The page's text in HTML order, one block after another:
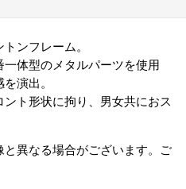
ンフレーム。
体型のメタルパーツを使用
演出。
ト形状に拘り、男女共におス
異なる場合がございます。ご